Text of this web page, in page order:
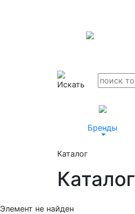
Бренды
Каталог
Каталог
Элемент не найден